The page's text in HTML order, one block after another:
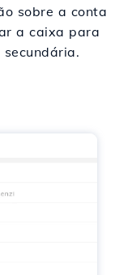
sobre a conta
a caixa para